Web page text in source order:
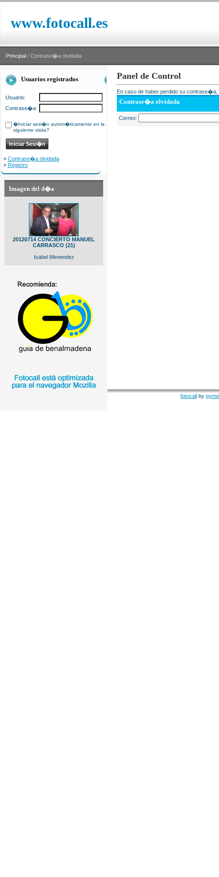
www.fotocall.es
Principal / Contrase�a olvidada
Usuarios registrados
Usuario:
Contrase�a:
�Iniciar sesi�n autom�ticamente en la
siguiente visita?
» Contrase�a olvidada
» Registro
Imagen del d�a
20120714 CONCIERTO MANUEL
CARRASCO (21)
Isabel Menendez
Panel de Control
En caso de haber perdido su
Contrase�a olvidada
Correo:
fotocall by